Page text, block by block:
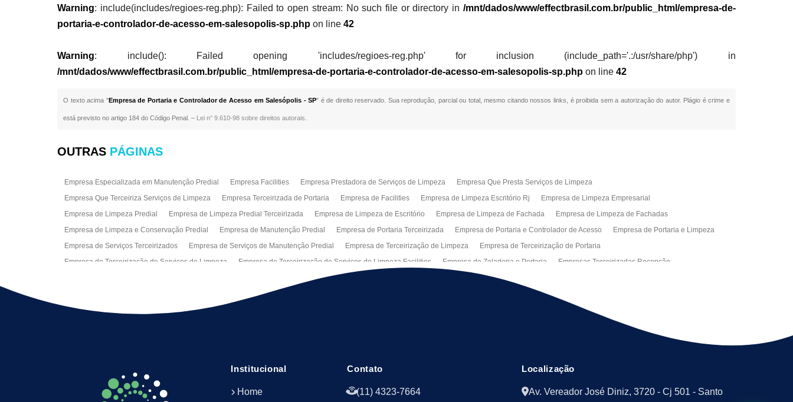
Warning: include(includes/regioes-reg.php): Failed to open stream: No such file or directory in /mnt/dados/www/effectbrasil.com.br/public_html/empresa-de-
portaria-e-controlador-de-acesso-em-salesopolis-sp.php on line42
Warning: include(): Failed opening 'includes/regioes-reg.php' for inclusion (include_path='.:/usr/share/php') in
/mnt/dados/www/effectbrasil.com.br/public_html/empresa-de-portaria-e-controlador-de-acesso-em-salesopolis-sp.php on line42
O texto acima "Empresa de Portaria e Controlador de Acesso em Salesópolis - SP" é de direito reservado. Sua reprodução, parcial ou total, mesmo citando nossos links, é proibida sem a autorização do autor. Plágio é crime e
está previsto no artigo 184 do Código Penal. – Lei n° 9.610-98 sobre direitos autorais
OUTRAS PÁGINAS
Empresa Especializada em Manutenção Predial Empresa Facilities Empresa Prestadora de Serviços de Limpeza
Empresa Que Presta Serviços de Limpeza
Empresa Que Terceiriza Serviços de Limpeza
Empresa Terceirizada de Portaria Empresa de Facilities Empresa de Limpeza Escritório Rj
Empresa de Limpeza Empresarial
Empresa de Limpeza Predial
Empresa de Limpeza Predial Terceirizada Empresa de Limpeza de Escritório Empresa de Limpeza de Fachada
Empresa de Limpeza de Fachadas
Empresa de Limpeza e Conservação Predial
Empresa de Manutenção Predial Empresa de Portaria Terceirizada Empresa de Portaria e Controlador de Acesso
Empresa de Portaria e Limpeza
Empresa de Serviços Terceirizados
Empresa de Serviços de Manutenção Predial Empresa de Terceirização de Limpeza
Empresa de Terceirização de Portaria
Empresa de Terceirização de Serviços de Limpeza
Empresa de Terceirização de Serviços de Limpeza Facilities Empresa de Zeladoria e Portaria
Empresas Terceirizadas Recepção
Empresas de Manutenção Predial Rj Jardinagem para Empresa
Limpeza de Fachadas de Predios Recepção Terceirizada
Serviço de Limpeza Empresarial
Serviço de Limpeza Predial Serviços da Terceirização de Manutenção Predial
Institucional
Home
Contato
(11) 4323-7664
Localização
Av. Vereador José Diniz, 3720 - Cj 501 - Santo